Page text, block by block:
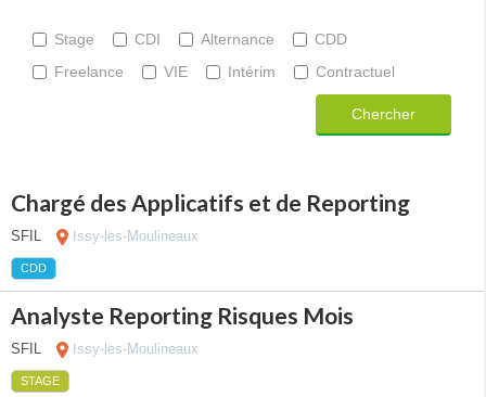
Stage CDI Alternance
CDD
Freelance
VIE Intérim Contractuel
Chercher
Chargé des Applicatifs et de Reporting
SFIL Issy-les-Moulineaux
CDD
Analyste Reporting Risques Mois
SFIL Issy-les-Moulineaux
STAGE